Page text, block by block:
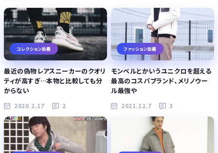
コレクション談義
最近の偽物レアスニーカーのクオリ
ティが高すぎ…本物と比較しても分
からない
2020.2.17 2
ファッション談義
モンベルとかいうユニクロを超える
最高のコスパブランド、メリノウー
ル最強や
2021.12.7 3